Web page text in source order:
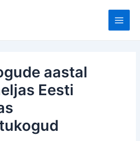
Main
aastal
Eesti